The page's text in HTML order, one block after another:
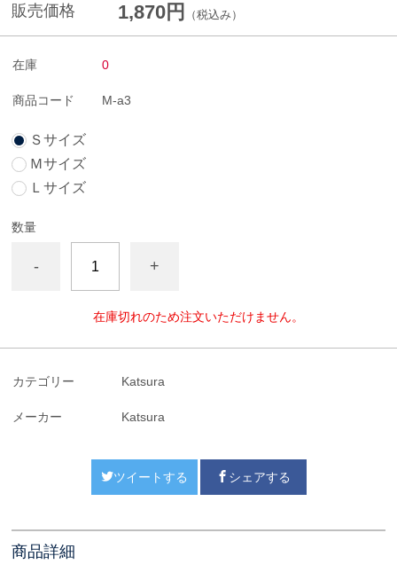
販売価格 1,870円 （税込み）
在庫 0
商品コード M-a3
Ｓサイズ
Ｍサイズ
Ｌサイズ
数量
- +
在庫切れのため注文いただけません。
カテゴリー Katsura
メーカー Katsura
ツイートする シェアする
商品詳細